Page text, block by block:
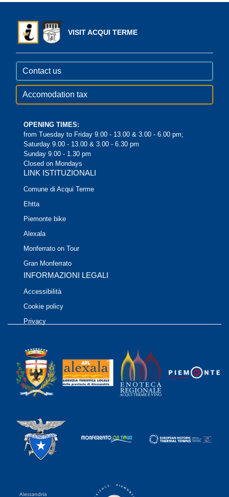
VISIT ACQUI TERME
Contact us
Accomodation tax
OPENING TIMES:
from Tuesday to Friday 9.00 - 13.00 & 3.00 - 6.00 pm;
Saturday 9.00 - 13.00 & 3.00 - 6.30 pm
Sunday 9.00 - 1.30 pm
Closed on Mondays
LINK ISTITUZIONALI
Comune di Acqui Terme
Ehtta
Piemonte bike
Alexala
Monferrato on Tour
Gran Monferrato
INFORMAZIONI LEGALI
Accessibilità
Cookie policy
Privacy